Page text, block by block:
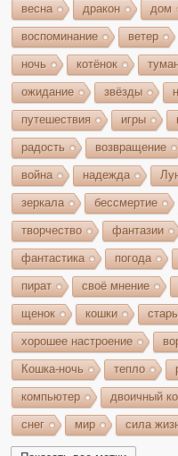
весна дракон дом
воспоминание ветер
ночь котёнок
ожидание звёзды
путешествия игры
радость возвращение
война надежда
зеркала бессмертие
творчество фантазии
фантастика погода
пират своё мнение
щенок кошки
хорошее настроение
Кошка-ночь тепло
компьютер двоичный
снег мир сила
волшебство игрушки